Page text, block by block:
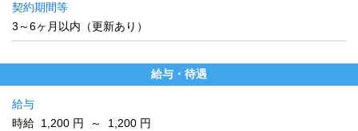
契約期間等
3～6ヶ月以内（更新あり）
給与・待遇
給与
時給 1,200 円 ～ 1,200 円